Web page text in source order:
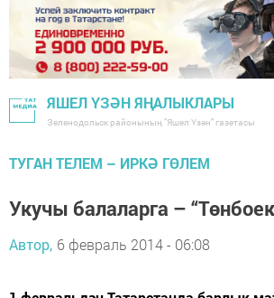
ЯШЕЛ ҮЗӘН ЯҢАЛЫКЛАРЫ
Зеленодольск районының "Яшел Үзән" газетасы
ТУГАН ТЕЛЕМ – ИРКӘ ГӨЛЕМ
Укучы балаларга –
Автор, 6 февраль 2014 - 06:08